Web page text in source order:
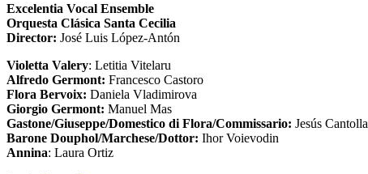
Excelentia Vocal Ensemble
Orquesta Clásica Santa Cecilia
Director: José Luis López-Antón
Violetta Valery: Letitia Vitelaru
Alfredo Germont: Francesco Castoro
Flora Bervoix: Daniela Vladimirova
Giorgio Germont: Manuel Mas
Gastone/Giuseppe/Domestico di Flora/Commissario: Jesús Cantolla
Barone Douphol/Marchese/Dottor: Ihor Voievodin
Annina: Laura Ortiz